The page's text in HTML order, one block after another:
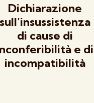
Dichiarazione
sull’insussistenza
di cause di
e di
incompatibilità